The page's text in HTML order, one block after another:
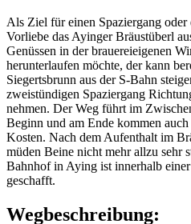
Als Ziel für einen Spaziergang
Vorliebe das Ayinger Bräustüberl
Genüssen in der brauereieigenen
herunterlaufen möchte, der kann
Siegertsbrunn aus der S-Bahn
zweistündigen Spaziergang
nehmen. Der Weg führt im
Beginn und am Ende kommen
Kosten. Nach dem Aufenthalt im
müden Beine nicht mehr allzu sehr
Bahnhof in Aying ist innerhalb
geschafft.
Wegbeschreibung: